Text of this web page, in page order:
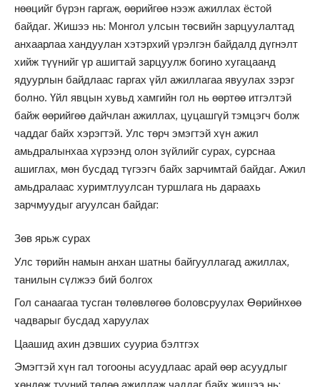
нөөцийг бүрэн гаргаж, өөрийгөө нээж ажиллах ёстой
байдаг. Жишээ нь: Монгол улсын төсвийн зарцуулалтад
анхаарлаа хандуулан хэтэрхий үрэлгэн байдалд дүгнэлт
хийж түүнийг үр ашигтай зарцуулж богино хугацаанд
ядуурлын байдлаас гаргах үйл ажиллагаа явуулах зэрэг
болно. Үйл явцын хувьд хамгийн гол нь өөртөө итгэлтэй
байж өөрийгөө дайчлан ажиллах, цуцашгүй тэмцэгч болж
чаддаг байх хэрэгтэй. Улс төрч эмэгтэй хүн ажил
амьдралынхаа хүрээнд олон зүйлийг сурах, сурснаа
ашиглах, мөн бусдад түгээгч байх зарчимтай байдаг. Ажил
амьдралаас хуримтлуулсан туршлага нь дараахь
зарчмуудыг агуулсан байдаг:
Зөв ярьж сурах
Улс төрийн намын анхан шатны байгууллагад ажиллах,
танилын сүлжээ бий болгох
Гол санаагаа тусган төлөвлөгөө боловсруулах Өөрийнхөө
чадварыг бусдад харуулах
Цаашид ахин дэвших сууриа бэлтгэх
Эмэгтэй хүн гал тогооны асуудлаас арай өөр асуудлыг